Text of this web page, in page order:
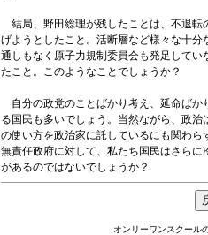
結局、野田総理が残したことは、不退転
げようとしたこと。活断層など様々な十
通しもなく原子力規制委員会も発足して
たこと。このようなことでしょうか？
自分の政党のことばかり考え、延命ばか
る国民も多いでしょう。当然ながら、政
の使い方を政治家に託しているにも関わ
無責任政府に対して、私たち国民はさら
があるのではないでしょうか？
オンリーワンスクール